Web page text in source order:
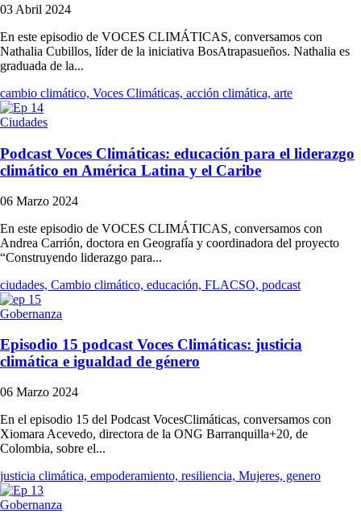
03 Abril 2024
En este episodio de VOCES CLIMÁTICAS, conversamos con
Nathalia Cubillos, líder de la iniciativa BosAtrapasueños. Nathalia es
graduada de la...
cambio climático, Voces Climáticas, acción climática, arte
Ciudades
Podcast Voces Climáticas: educación para el liderazgo
climático en América Latina y el Caribe
06 Marzo 2024
En este episodio de VOCES CLIMÁTICAS, conversamos con
Andrea Carrión, doctora en Geografía y coordinadora del proyecto
“Construyendo liderazgo para...
ciudades, Cambio climático, educación, FLACSO, podcast
Gobernanza
Episodio 15 podcast Voces Climáticas: justicia
climática e igualdad de género
06 Marzo 2024
En el episodio 15 del Podcast VocesClimáticas, conversamos con
Xiomara Acevedo, directora de la ONG Barranquilla+20, de
Colombia, sobre el...
justicia climática, empoderamiento, resiliencia, Mujeres, genero
Gobernanza